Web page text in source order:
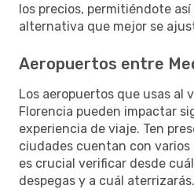
los precios, permitiéndote
alternativa que mejor se
Aeropuertos entre
Los aeropuertos que usas al
Florencia pueden impactar
experiencia de viaje. Ten
ciudades cuentan con varios
es crucial verificar desde
despegas y a cuál